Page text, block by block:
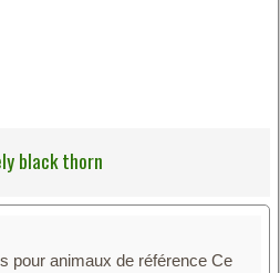
black thorn
pour animaux de référence Ce